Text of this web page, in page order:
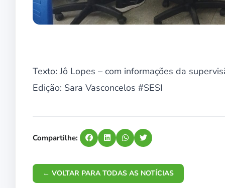
Texto: Jô Lopes – com informações da
Edição: Sara Vasconcelos #SESI
Compartilhe:
← VOLTAR PARA TODAS AS NOTÍCIAS